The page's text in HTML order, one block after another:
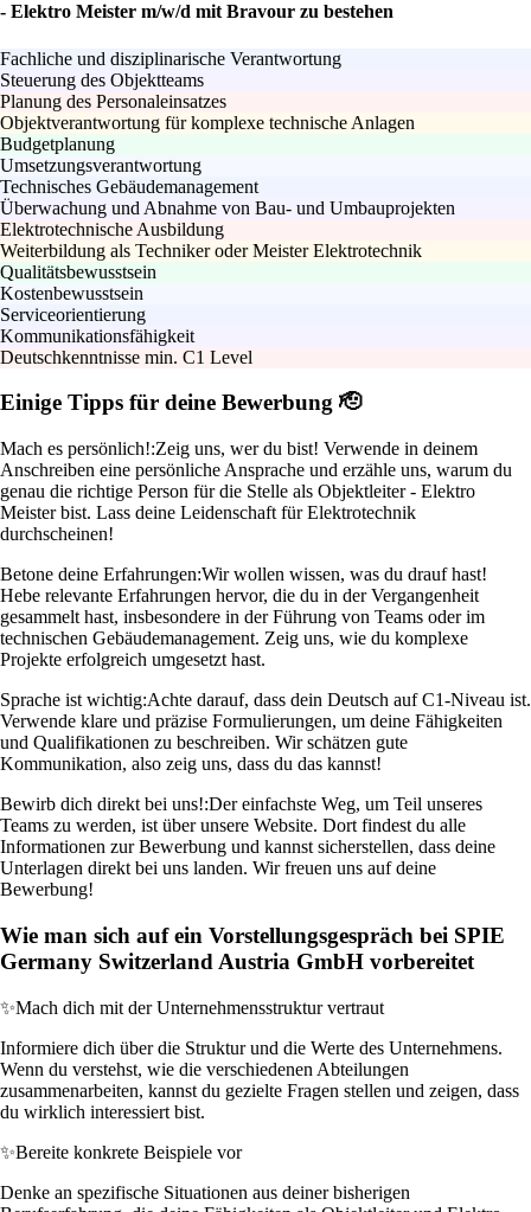
- Elektro Meister m/w/d mit Bravour zu bestehen
Fachliche und disziplinarische Verantwortung
Steuerung des Objektteams
Planung des Personaleinsatzes
Objektverantwortung für komplexe technische Anlagen
Budgetplanung
Umsetzungsverantwortung
Technisches Gebäudemanagement
Überwachung und Abnahme von Bau- und Umbauprojekten
Elektrotechnische Ausbildung
Weiterbildung als Techniker oder Meister Elektrotechnik
Qualitätsbewusstsein
Kostenbewusstsein
Serviceorientierung
Kommunikationsfähigkeit
Deutschkenntnisse min. C1 Level
Einige Tipps für deine Bewerbung 🫡
Mach es persönlich!:Zeig uns, wer du bist! Verwende in deinem
Anschreiben eine persönliche Ansprache und erzähle uns, warum du
genau die richtige Person für die Stelle als Objektleiter - Elektro
Meister bist. Lass deine Leidenschaft für Elektrotechnik
durchscheinen!
Betone deine Erfahrungen:Wir wollen wissen, was du drauf hast!
Hebe relevante Erfahrungen hervor, die du in der Vergangenheit
gesammelt hast, insbesondere in der Führung von Teams oder im
technischen Gebäudemanagement. Zeig uns, wie du komplexe
Projekte erfolgreich umgesetzt hast.
Sprache ist wichtig:Achte darauf, dass dein Deutsch auf C1-Niveau ist.
Verwende klare und präzise Formulierungen, um deine Fähigkeiten
und Qualifikationen zu beschreiben. Wir schätzen gute
Kommunikation, also zeig uns, dass du das kannst!
Bewirb dich direkt bei uns!:Der einfachste Weg, um Teil unseres
Teams zu werden, ist über unsere Website. Dort findest du alle
Informationen zur Bewerbung und kannst sicherstellen, dass deine
Unterlagen direkt bei uns landen. Wir freuen uns auf deine
Bewerbung!
Wie man sich auf ein Vorstellungsgespräch bei SPIE
Germany Switzerland Austria GmbH vorbereitet
✨Mach dich mit der Unternehmensstruktur vertraut
Informiere dich über die Struktur und die Werte des Unternehmens.
Wenn du verstehst, wie die verschiedenen Abteilungen
zusammenarbeiten, kannst du gezielte Fragen stellen und zeigen, dass
du wirklich interessiert bist.
✨Bereite konkrete Beispiele vor
Denke an spezifische Situationen aus deiner bisherigen